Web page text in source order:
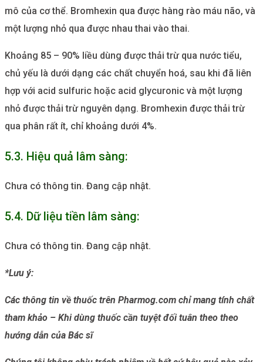
mô của cơ thể. Bromhexin qua được hàng rào máu não, và
một lượng nhỏ qua được nhau thai vào thai.
Khoảng 85 – 90% liều dùng được thải trừ qua nước tiểu,
chủ yếu là dưới dạng các chất chuyển hoá, sau khi đã liên
hợp với acid sulfuric hoặc acid glycuronic và một lượng
nhỏ được thải trừ nguyên dạng. Bromhexin được thải trừ
qua phân rất ít, chỉ khoảng dưới 4%.
5.3. Hiệu quả lâm sàng:
Chưa có thông tin. Đang cập nhật.
5.4. Dữ liệu tiền lâm sàng:
Chưa có thông tin. Đang cập nhật.
*Lưu ý:
Các thông tin về thuốc trên Pharmog.com chỉ mang tính chất
tham khảo – Khi dùng thuốc cần tuyệt đối tuân theo theo
hướng dẫn của Bác sĩ